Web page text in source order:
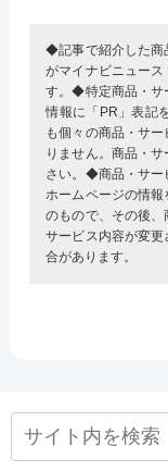
◆記事で紹介した商
がマイナビニュース
す。◆特定商品・サ
情報に「PR」表記
も個々の商品・サ
りません。商品・
さい。◆商品・サー
ホームページの情
のもので、その後
サービス内容が変
合があります。